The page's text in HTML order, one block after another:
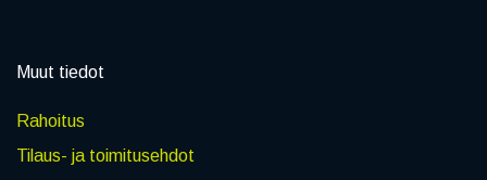
Muut tiedot
Rahoitus
Tilaus- ja toimitusehdot